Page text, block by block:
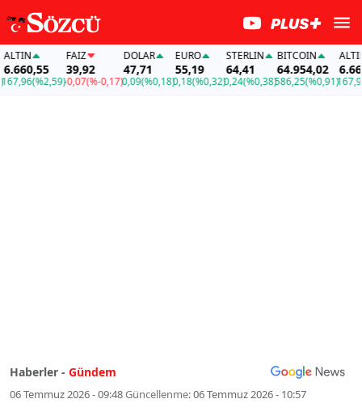
(%2,59)
FAİZ
39,92
-0,07(%-0,17)
DOLAR
47,71
0,09(%0,18)
EURO
55,19
0,18(%0,32)
STERLIN
64,41
0,24(%0,38)
BITCOIN
64.954,02
586,25(%0,91)
ALTIN
167,96
Haberler - Gündem
06 Temmuz 2026 - 09:48Güncellenme:06 Temmuz 2026 - 10:57